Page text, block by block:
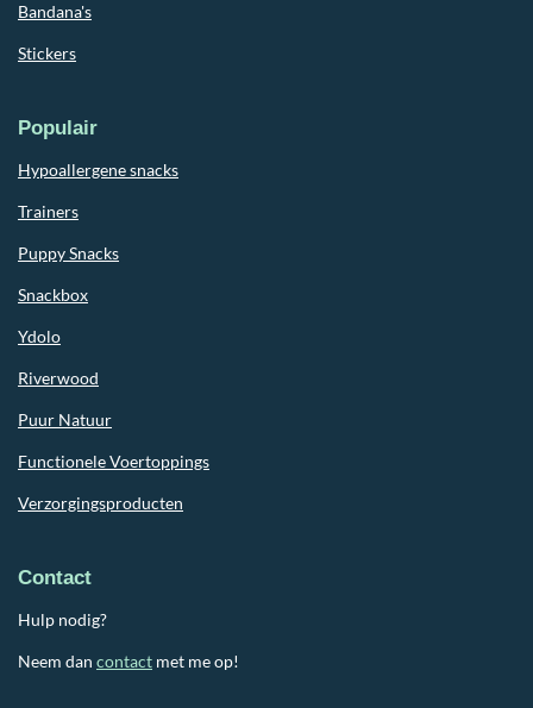
Bandana's
Stickers
Populair
Hypoallergene snacks
Trainers
Puppy Snacks
Snackbox
Ydolo
Riverwood
Puur Natuur
Functionele Voertoppings
Verzorgingsproducten
Contact
Hulp nodig?
Neem dan contact met me op!